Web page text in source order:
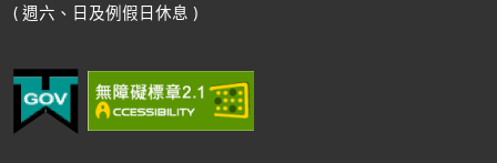
( 週六、日及例假日休息 )